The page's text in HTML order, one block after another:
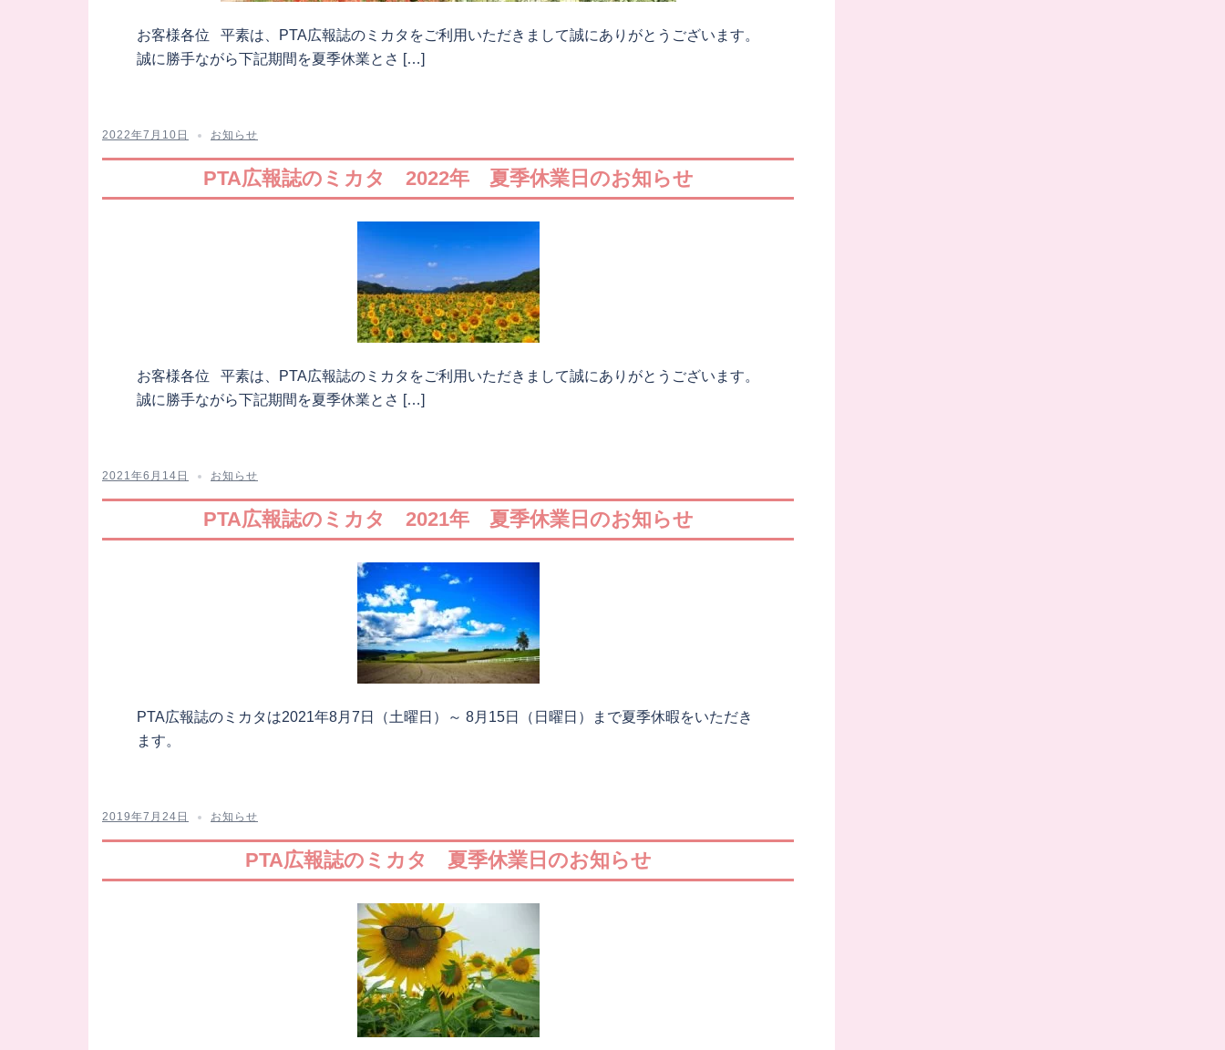
お客様各位 平素は、PTA広報誌のミカタをご利用いただきまして誠にありがとうございます。
誠に勝手ながら下記期間を夏季休業とさ […]
2022年7月10日 お知らせ
PTA広報誌のミカタ 2022年 夏季休業日のお知らせ
お客様各位 平素は、PTA広報誌のミカタをご利用いただきまして誠にありがとうございます。
誠に勝手ながら下記期間を夏季休業とさ […]
2021年6月14日 お知らせ
PTA広報誌のミカタ 2021年 夏季休業日のお知らせ
PTA広報誌のミカタは2021年8月7日（土曜日）～ 8月15日（日曜日）まで夏季休暇をいただき
ます。
2019年7月24日 お知らせ
PTA広報誌のミカタ 夏季休業日のお知らせ